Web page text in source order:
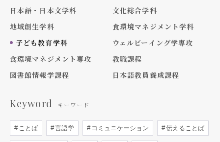
日本語・日本文学科
文化総合学科
地域創生学科
食環境マネジメント学科
子ども教育学科
ウェルビーイング学専攻
食環境マネジメント専攻
教職課程
図書館情報学課程
日本語教員養成課程
Keyword キーワード
ことば 言語学 コミュニケーション 伝えることば